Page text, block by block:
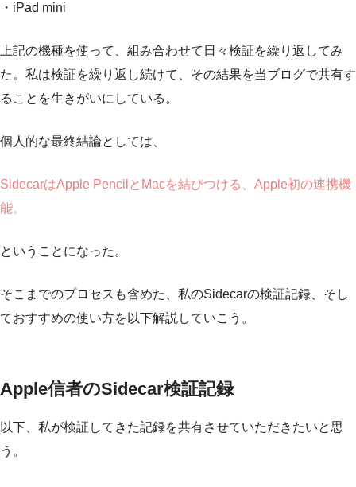
・iPad mini
上記の機種を使って、組み合わせて日々検証を繰り返してみ
た。私は検証を繰り返し続けて、その結果を当ブログで共有す
ることを生きがいにしている。
個人的な最終結論としては、
SidecarはApple PencilとMacを結びつける、Apple初の連携機
能。
ということになった。
そこまでのプロセスも含めた、私のSidecarの検証記録、そし
ておすすめの使い方を以下解説していこう。
Apple信者のSidecar検証記録
以下、私が検証してきた記録を共有させていただきたいと思
う。